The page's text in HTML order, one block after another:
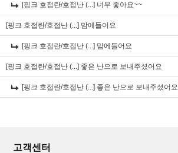
[핑크 호접란/호접난 (...] 너무 좋아요~~
[핑크 호접란/호접난 (...] 맘에들어요
[핑크 호접란/호접난 (...] 맘에들어요
[핑크 호접란/호접난 (...] 좋은 난으로 보내주셨어요
[핑크 호접란/호접난 (...] 좋은 난으로 보내주셨어요
고객센터